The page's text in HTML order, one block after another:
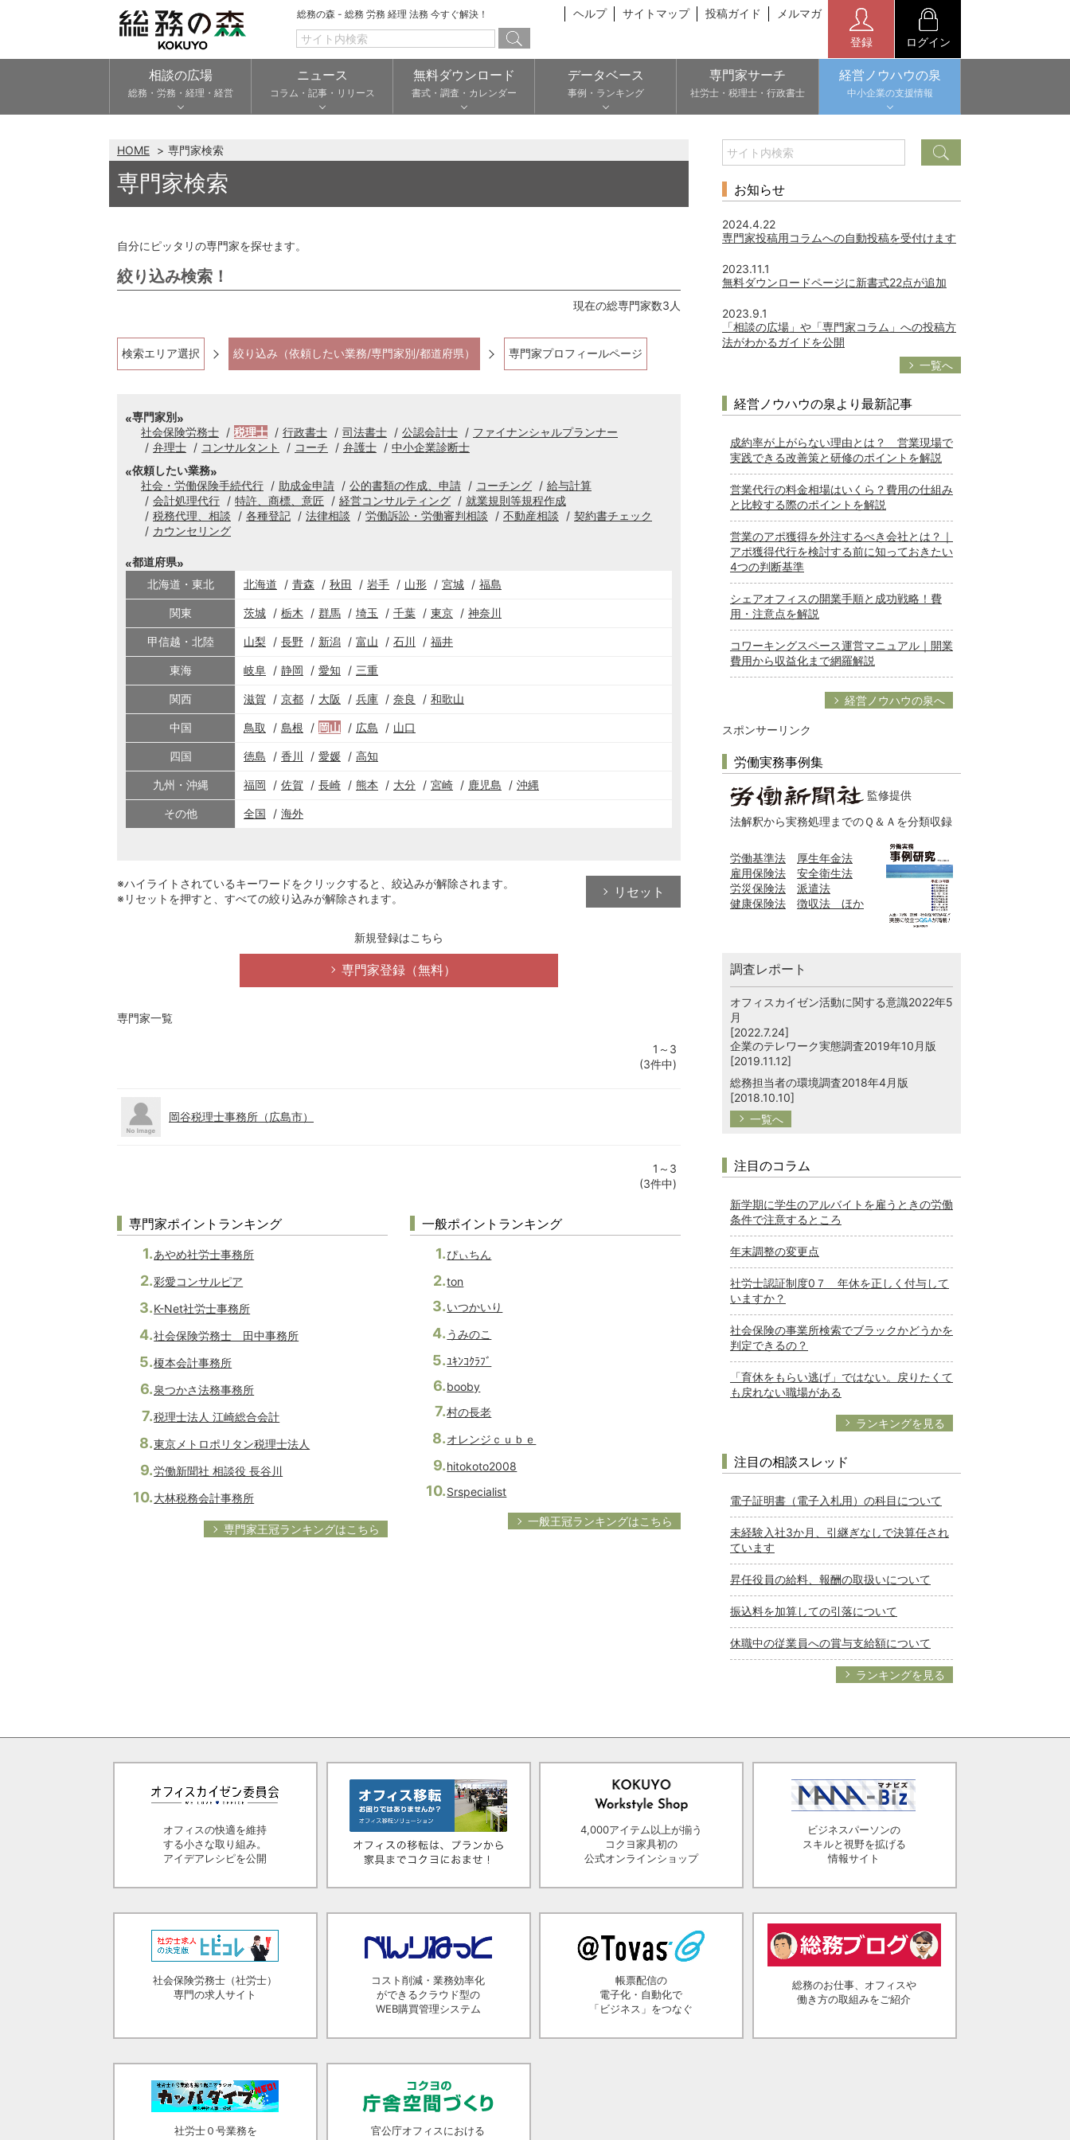
総務の森 - 総務 労務 経理 法務 今すぐ解決！ ヘルプ サイトマップ 投稿ガイド メルマガ
登録 ログイン
相談の広場
総務・労務・経理・経営
ニュース
コラム・記事・リリース
無料ダウンロード
書式・調査・カレンダー
データベース
事例・ランキング
専門家サーチ
社労士・税理士・行政書士
経営ノウハウの泉
中小企業の支援情報
HOME 専門家検索
専門家検索
自分にピッタリの専門家を探せます。
絞り込み検索！
現在の総専門家数3人
検索エリア選択 絞り込み（依頼したい業務/専門家別/都道府県） 専門家プロフィールページ
専門家別
社会保険労務士
税理士 行政書士 司法書士 公認会計士
ファイナンシャルプランナー
弁理士
コンサルタント コーチ 弁護士
中小企業診断士
依頼したい業務
社会・労働保険手続代行
助成金申請 公的書類の作成、申請 コーチング
給与計算
会計処理代行
特許、商標、意匠 経営コンサルティング
就業規則等規程作成
税務代理、相談
各種登記 法律相談 労働訴訟・労働審判相談 不動産相談
契約書チェック
カウンセリング
都道府県
北海道・東北
北海道 青森 秋田 岩手 山形 宮城 福島
関東 茨城 栃木 群馬 埼玉 千葉 東京 神奈川
甲信越・北陸 山梨 長野 新潟 富山 石川 福井
東海 岐阜 静岡 愛知 三重
関西 滋賀 京都 大阪 兵庫 奈良 和歌山
中国 鳥取 島根 岡山 広島 山口
四国 徳島 香川 愛媛 高知
九州・沖縄 福岡 佐賀 長崎 熊本 大分 宮崎 鹿児島 沖縄
その他 全国 海外
※ハイライトされているキーワードをクリックすると、絞込みが解除されます。
※リセットを押すと、すべての絞り込みが解除されます。
リセット
新規登録はこちら
専門家登録（無料）
専門家一覧
1～3
(3件中)
岡谷税理士事務所（広島市）
1～3
(3件中)
専門家ポイントランキング
あやめ社労士事務所
彩愛コンサルピア
K-Net社労士事務所
社会保険労務士 田中事務所
榎本会計事務所
泉つかさ法務事務所
税理士法人 江崎総合会計
東京メトロポリタン税理士法人
労働新聞社 相談役 長谷川
大林税務会計事務所
専門家王冠ランキングはこちら
一般ポイントランキング
ぴぃちん
ton
いつかいり
うみのこ
ﾕｷﾝｺｸﾗﾌﾞ
booby
村の長老
オレンジｃｕｂｅ
hitokoto2008
Srspecialist
一般王冠ランキングはこちら
お知らせ
2024.4.22
専門家投稿用コラムへの自動投稿を受付けます
2023.11.1
無料ダウンロードページに新書式22点が追加
2023.9.1
「相談の広場」や「専門家コラム」への投稿方
法がわかるガイドを公開
一覧へ
経営ノウハウの泉より最新記事
成約率が上がらない理由とは？ 営業現場で
実践できる改善策と研修のポイントを解説
営業代行の料金相場はいくら？費用の仕組み
と比較する際のポイントを解説
営業のアポ獲得を外注するべき会社とは？｜
アポ獲得代行を検討する前に知っておきたい
4つの判断基準
シェアオフィスの開業手順と成功戦略！費
用・注意点を解説
コワーキングスペース運営マニュアル｜開業
費用から収益化まで網羅解説
経営ノウハウの泉へ
スポンサーリンク
労働実務事例集
監修提供
法解釈から実務処理までのＱ＆Ａを分類収録
労働基準法
厚生年金法
雇用保険法
安全衛生法
労災保険法
派遣法
健康保険法
徴収法 ほか
調査レポート
オフィスカイゼン活動に関する意識2022年5
月
[2022.7.24]
企業のテレワーク実態調査2019年10月版
[2019.11.12]
総務担当者の環境調査2018年4月版
[2018.10.10]
一覧へ
注目のコラム
新学期に学生のアルバイトを雇うときの労働
条件で注意するところ
年末調整の変更点
社労士認証制度0７ 年休を正しく付与して
いますか？
社会保険の事業所検索でブラックかどうかを
判定できるの？
「育休をもらい逃げ」ではない。戻りたくて
も戻れない職場がある
ランキングを見る
注目の相談スレッド
電子証明書（電子入札用）の科目について
未経験入社3か月、引継ぎなしで決算任され
ています
昇任役員の給料、報酬の取扱いについて
振込料を加算しての引落について
休職中の従業員への賞与支給額について
ランキングを見る
オフィスの快適を維持
する小さな取り組み。
アイデアレシピを公開
4,000アイテム以上が揃う
コクヨ家具初の
公式オンラインショップ
ビジネスパーソンの
スキルと視野を拡げる
情報サイト
社会保険労務士（社労士）
専門の求人サイト
コスト削減・業務効率化
ができるクラウド型の
WEB購買管理システム
帳票配信の
電子化・自動化で
「ビジネス」をつなぐ
総務のお仕事、オフィスや
働き方の取組みをご紹介
社労士０号業務を
官公庁オフィスにおける